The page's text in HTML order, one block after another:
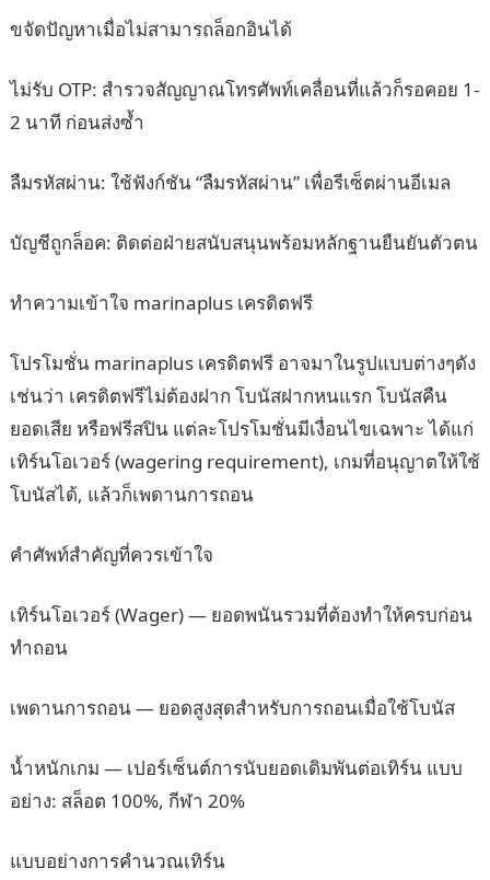
ขจัดปัญหาเมื่อไม่สามารถล็อกอินได้
ไม่รับ OTP: สำรวจสัญญาณโทรศัพท์เคลื่อนที่แล้วก็รอคอย 1-
2 นาที ก่อนส่งซ้ำ
ลืมรหัสผ่าน: ใช้ฟังก์ชัน “ลืมรหัสผ่าน” เพื่อรีเซ็ตผ่านอีเมล
บัญชีถูกล็อค: ติดต่อฝ่ายสนับสนุนพร้อมหลักฐานยืนยันตัวตน
ทำความเข้าใจ marinaplus เครดิตฟรี
โปรโมชั่น marinaplus เครดิตฟรี อาจมาในรูปแบบต่างๆดัง
เช่นว่า เครดิตฟรีไม่ต้องฝาก โบนัสฝากหนแรก โบนัสคืน
ยอดเสีย หรือฟรีสปิน แต่ละโปรโมชั่นมีเงื่อนไขเฉพาะ ได้แก่
เทิร์นโอเวอร์ (wagering requirement), เกมที่อนุญาตให้ใช้
โบนัสได้, แล้วก็เพดานการถอน
คำศัพท์สำคัญที่ควรเข้าใจ
เทิร์นโอเวอร์ (Wager) — ยอดพนันรวมที่ต้องทำให้ครบก่อน
ทำถอน
เพดานการถอน — ยอดสูงสุดสำหรับการถอนเมื่อใช้โบนัส
น้ำหนักเกม — เปอร์เซ็นต์การนับยอดเดิมพันต่อเทิร์น แบบ
อย่าง: สล็อต 100%, กีฬา 20%
แบบอย่างการคำนวณเทิร์น